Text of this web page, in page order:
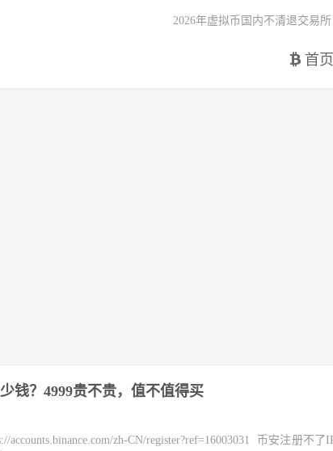
首页
2026年虚拟币国内不清退交易所
钱？4999贵不贵，值不值得买
zh-CN/register?ref=16003031 币安注册不了